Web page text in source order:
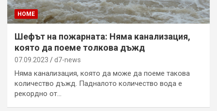
HOME
Шефът на пожарната: Няма канализация,
която да поеме толкова дъжд
07.09.2023 d7-news
Няма канализация, която да може да поеме такова
количество дъжд. Падналото количество вода е
рекордно от…